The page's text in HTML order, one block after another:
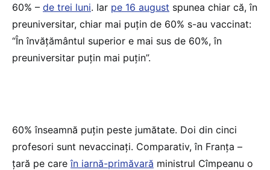
60% – de trei luni. Iar pe 16 august spunea chiar că, în
preuniversitar, chiar mai puțin de 60% s-au vaccinat:
“În învățământul superior e mai sus de 60%, în
preuniversitar puțin mai puțin”.
60% înseamnă puțin peste jumătate. Doi din cinci
profesori sunt nevaccinați. Comparativ, în Franța –
țară pe careîn iarnă-primăvară ministrul Cîmpeanu o